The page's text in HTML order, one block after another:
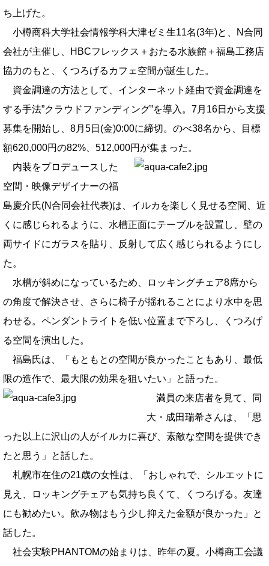
ち上げた。
小樽商科大学社会情報学科大津ゼミ生11名(3年)と、N合同
会社が主催し、HBCフレックス＋おたる水族館＋福島工務店
協力のもと、くつろげるカフェ空間が誕生した。
資金調達の方法として、インターネット経由で資金調達を
する手法”クラウドファンディング”を導入。7月16日から支援
募集を開始し、8月5日(金)0:00に締切。のべ38名から、目標
額620,000円の82%、512,000円が集まった。
内装をプロデュースした
空間・映像デザイナーの福
島慶介氏(N合同会社代表)は、イルカを楽しく見せる空間、近
くに感じられるように、水槽正面にテーブルを設置し、壁の
両サイドにガラスを貼り、反射して広く感じられるようにし
た。
水槽が斜めになっているため、ロッキングチェア8席から
の角度で解決させ、さらに椅子が揺れることにより水中を思
わせる。ペンダントライトを低い位置まで下ろし、くつろげ
る空間を演出した。
福島氏は、「もともとの空間が良かったこともあり、最低
限の造作で、最大限の効果を狙いたい」と語った。
満員の来店者を見て、同
大・成田瑞希さんは、「思
った以上に沢山の人がイルカに喜び、素敵な空間を提供でき
たと思う」と話した。
札幌市在住の21歳の女性は、「おしゃれで、シルエットに
見え、ロッキングチェアも気持ち良くて、くつろげる。友達
にも勧めたい。飲み物はもう少し抑えた金額が良かった」と
話した。
社会実験PHANTOMの始まりは、昨年の夏。小樽商工会議